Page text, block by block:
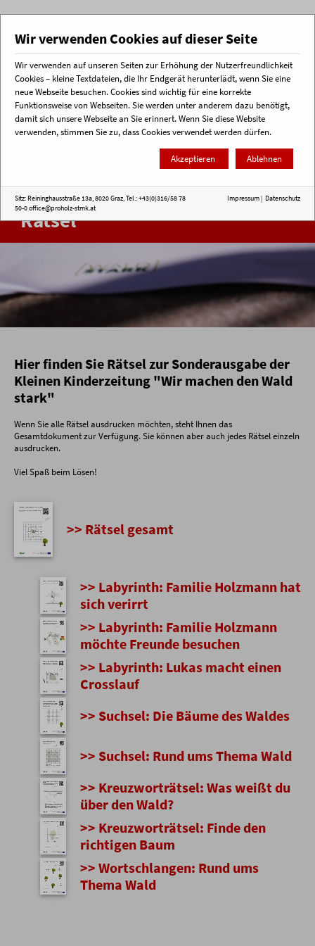
Menü
Startseite Holz macht Schule WaldStark Rätsel
Rätsel
Hier finden Sie Rätsel zur Sonderausgabe der
Kleinen Kinderzeitung "Wir machen den Wald
stark"
Wenn Sie alle Rätsel ausdrucken möchten, steht Ihnen das
Gesamtdokument zur Verfügung. Sie können aber auch jedes Rätsel einzeln
ausdrucken.
Viel Spaß beim Lösen!
>> Rätsel gesamt
>> Labyrinth: Familie Holzmann hat
sich verirrt
>> Labyrinth: Familie Holzmann
möchte Freunde besuchen
>> Labyrinth: Lukas macht einen
Crosslauf
>> Suchsel: Die Bäume des Waldes
>> Suchsel: Rund ums Thema Wald
>> Kreuzworträtsel: Was weißt du
über den Wald?
>> Kreuzworträtsel: Finde den
richtigen Baum
>> Wortschlangen: Rund ums
Thema Wald
Wir verwenden Cookies auf dieser Seite
Wir verwenden auf unseren Seiten zur Erhöhung der Nutzerfreundlichkeit
Cookies – kleine Textdateien, die Ihr Endgerät herunterlädt, wenn Sie eine
neue Webseite besuchen. Cookies sind wichtig für eine korrekte
Funktionsweise von Webseiten. Sie werden unter anderem dazu benötigt,
damit sich unsere Webseite an Sie erinnert. Wenn Sie diese Website
verwenden, stimmen Sie zu, dass Cookies verwendet werden dürfen.
Akzeptieren Ablehnen
Sitz: Reininghausstraße 13a, 8020 Graz, Tel.: +43(0)316/58 78
50-0office@proholz-stmk.at
Impressum | Datenschutz